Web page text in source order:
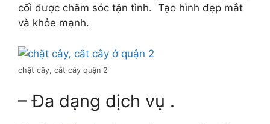
cối được chăm sóc tận tình. Tạo hình đẹp mắt
và khỏe mạnh.
chặt cây, cắt cây quận 2
– Đa dạng dịch vụ .